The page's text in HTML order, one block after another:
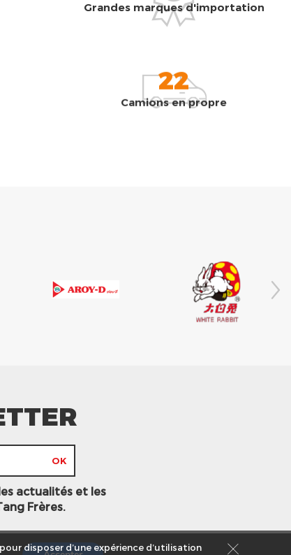
Grandes marques d'importation
22
Camions en propre
actualités et les
Frères.
disposer d’une expérience d’utilisation